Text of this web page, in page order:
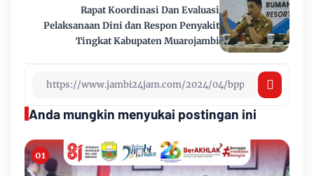
Rapat Koordinasi Dan Evaluasi
Pelaksanaan Dini dan Respon Penyakit
Tingkat Kabupaten Muarojambi
Anda mungkin menyukai postingan ini